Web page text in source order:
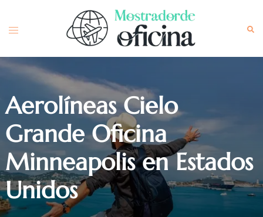
content
Toggle
Aerolíneas Cielo
Grande Oficina
Minneapolis en Estados
Unidos